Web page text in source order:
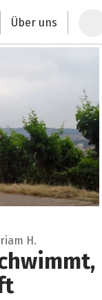
Über uns
H.